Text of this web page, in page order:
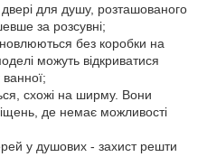
для душу, розташованого
за розсувні;
без коробки на
можуть відкриватися
схожі на ширму. Вони
де немає можливості
у душових - захист решти